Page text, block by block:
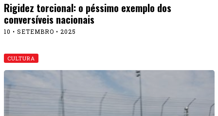
Rigidez torcional: o péssimo exemplo dos
conversíveis nacionais
10 • SETEMBRO • 2025
CULTURA